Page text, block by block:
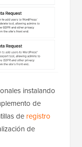
instalando
de
de registro
de